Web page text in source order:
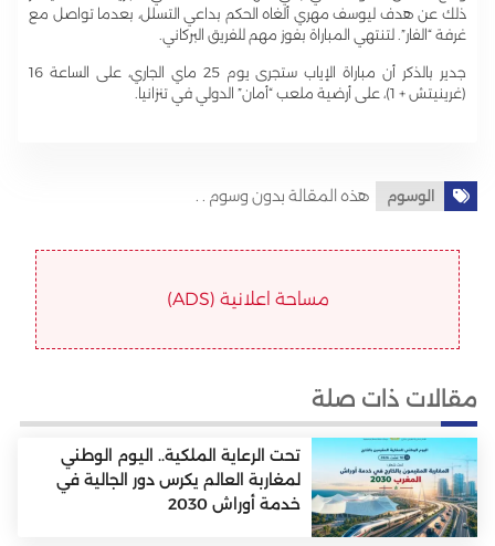
ذلك عن هدف ليوسف مهري ألغاه الحكم بداعي التسلل، بعدما تواصل مع
غرفة “الفار”. لتنتهي المباراة بفوز مهم للفريق البركاني.
جدير بالذكر أن مباراة الإياب ستجرى يوم 25 ماي الجاري، على الساعة 16
(غرينيتش + 1)، على أرضية ملعب “أمان” الدولي في تنزانيا.
الوسوم هذه المقالة بدون وسوم . .
مساحة اعلانية (ADS)
مقالات ذات صلة
تحت الرعاية الملكية.. اليوم الوطني
لمغاربة العالم يكرس دور الجالية في
خدمة أوراش 2030